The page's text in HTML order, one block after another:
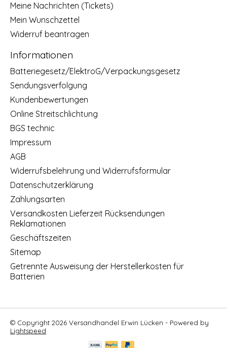
Meine Nachrichten (Tickets)
Mein Wunschzettel
Widerruf beantragen
Informationen
Batteriegesetz/ElektroG/Verpackungsgesetz
Sendungsverfolgung
Kundenbewertungen
Online Streitschlichtung
BGS technic
Impressum
AGB
Widerrufsbelehrung und Widerrufsformular
Datenschutzerklärung
Zahlungsarten
Versandkosten Lieferzeit Rücksendungen
Reklamationen
Geschäftszeiten
Sitemap
Getrennte Ausweisung der Herstellerkosten für
Batterien
© Copyright 2026 Versandhandel Erwin Lücken - Powered by
Lightspeed